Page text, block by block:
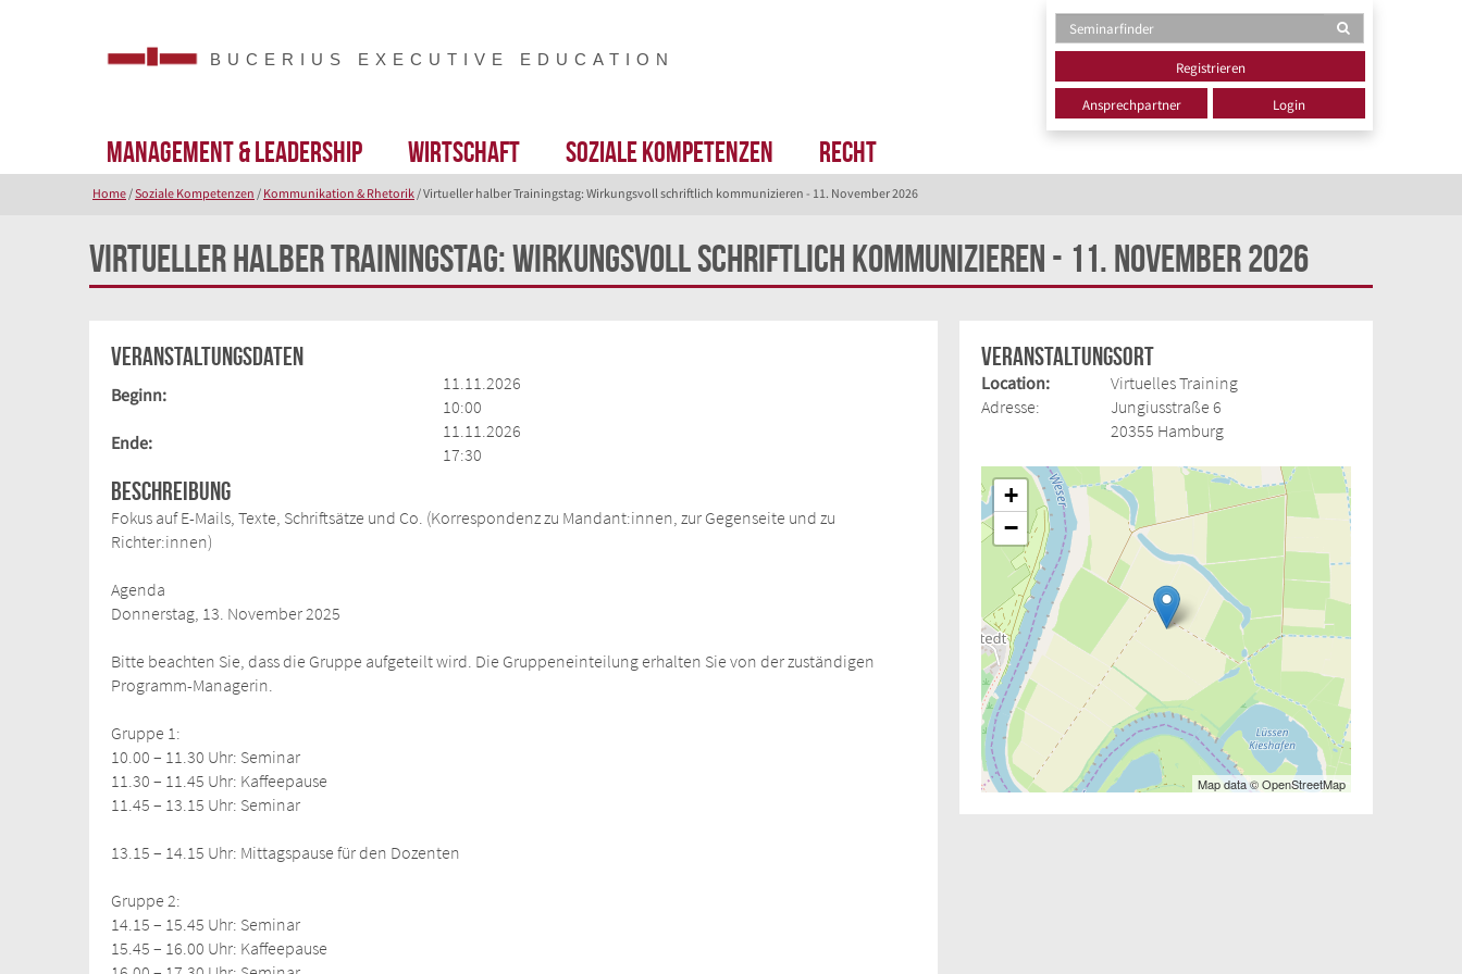
BUCERIUS EXECUTIVE EDUCATION
Registrieren
Ansprechpartner
Login
Management & Leadership Wirtschaft Soziale Kompetenzen Recht
Home /Soziale Kompetenzen / Kommunikation & Rhetorik / Virtueller halber Trainingstag: Wirkungsvoll schriftlich kommunizieren - 11. November 2026
Virtueller halber Trainingstag: Wirkungsvoll schriftlich kommunizieren - 11. November 2026
Veranstaltungsdaten
Beginn:
11.11.2026
10:00
Ende:
11.11.2026
17:30
Beschreibung
Fokus auf E-Mails, Texte, Schriftsätze und Co. (Korrespondenz zu Mandant:innen, zur Gegenseite und zu
Richter:innen)
Agenda
Donnerstag, 13. November 2025
Bitte beachten Sie, dass die Gruppe aufgeteilt wird. Die Gruppeneinteilung erhalten Sie von der zuständigen
Programm-Managerin.
Gruppe 1:
10.00 – 11.30 Uhr: Seminar
11.30 – 11.45 Uhr: Kaffeepause
11.45 – 13.15 Uhr: Seminar
13.15 – 14.15 Uhr: Mittagspause für den Dozenten
Gruppe 2:
14.15 – 15.45 Uhr: Seminar
15.45 – 16.00 Uhr: Kaffeepause
Veranstaltungsort
Location:
Virtuelles Training
Adresse:
Jungiusstraße 6
20355 Hamburg
+
−
Map data © OpenStreetMap